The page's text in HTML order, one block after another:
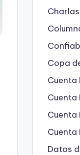
Charlas
Copa
Cuenta
Cuenta
Cuenta
Cuenta
Datos